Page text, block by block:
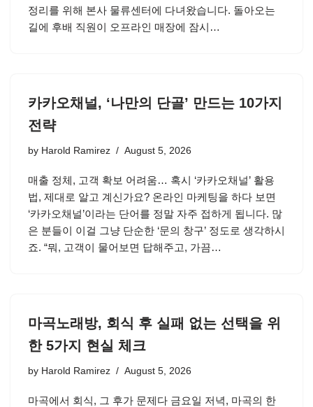
정리를 위해 본사 물류센터에 다녀왔습니다. 돌아오는
길에 후배 직원이 오프라인 매장에 잠시…
카카오채널, ‘나만의 단골’ 만드는 10가지
전략
by Harold Ramirez August 5, 2026
매출 정체, 고객 확보 어려움… 혹시 ‘카카오채널’ 활용
법, 제대로 알고 계신가요? 온라인 마케팅을 하다 보면
‘카카오채널’이라는 단어를 정말 자주 접하게 됩니다. 많
은 분들이 이걸 그냥 단순한 ‘문의 창구’ 정도로 생각하시
죠. “뭐, 고객이 물어보면 답해주고, 가끔…
마곡노래방, 회식 후 실패 없는 선택을 위
한 5가지 현실 체크
by Harold Ramirez August 5, 2026
마곡에서 회식, 그 후가 문제다 금요일 저녁, 마곡의 한